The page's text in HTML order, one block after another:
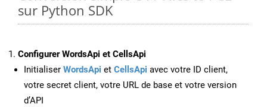
sur Python SDK
Configurer WordsApi et CellsApi
Initialiser WordsApi et CellsApi avec votre ID client,
votre secret client, votre URL de base et votre version
d’API